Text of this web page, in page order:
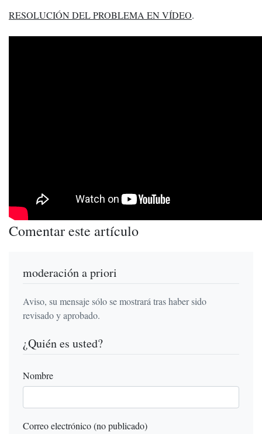
RESOLUCIÓN DEL PROBLEMA EN VÍDEO.
Comentar este artículo
moderación a priori
Aviso, su mensaje sólo se mostrará tras haber sido
revisado y aprobado.
¿Quién es usted?
Nombre
Correo electrónico (no publicado)